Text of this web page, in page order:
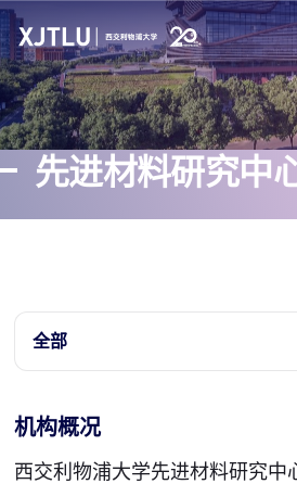
教学
招生
学院
校园生活
关于我们
先进材料研究中
全部
机构概况
西交利物浦大学先进材料研究中